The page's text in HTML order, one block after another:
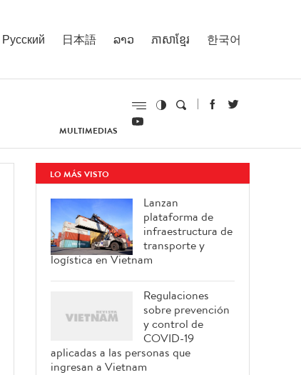
Русский 日本語 ລາວ ភាសាខ្មែរ 한국어
MULTIMEDIAS
LO MÁS VISTO
Lanzan
plataforma de
infraestructura de
transporte y
logística en Vietnam
Regulaciones
sobre prevención
y control de
COVID-19
aplicadas a las personas que
ingresan a Vietnam